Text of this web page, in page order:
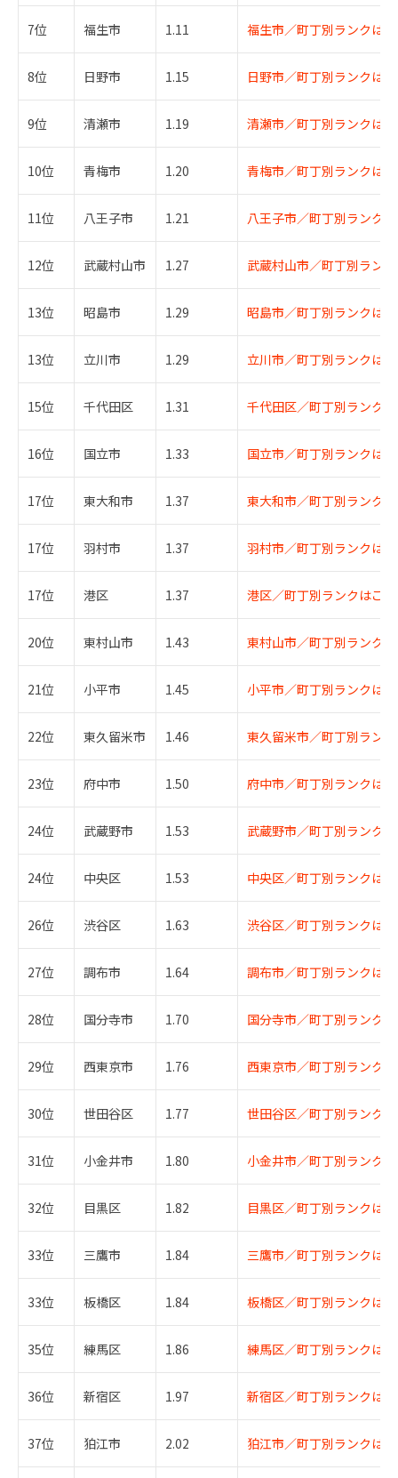
7位 福生市 1.11 福生市／町丁別ランクは
8位 日野市 1.15 日野市／町丁別ランクは
9位 清瀬市 1.19 清瀬市／町丁別ランクは
10位 青梅市 1.20 青梅市／町丁別ランクは
11位 八王子市 1.21 八王子市／町丁別ランク
12位 武蔵村山市 1.27 武蔵村山市／町丁別ラン
13位 昭島市 1.29 昭島市／町丁別ランクは
13位 立川市 1.29 立川市／町丁別ランクは
15位 千代田区 1.31 千代田区／町丁別ランク
16位 国立市 1.33 国立市／町丁別ランクは
17位 東大和市 1.37 東大和市／町丁別ランク
17位 羽村市 1.37 羽村市／町丁別ランクは
17位 港区 1.37 港区／町丁別ランクはこ
20位 東村山市 1.43 東村山市／町丁別ランク
21位 小平市 1.45 小平市／町丁別ランクは
22位 東久留米市 1.46 東久留米市／町丁別ラン
23位 府中市 1.50 府中市／町丁別ランクは
24位 武蔵野市 1.53 武蔵野市／町丁別ランク
24位 中央区 1.53 中央区／町丁別ランクは
26位 渋谷区 1.63 渋谷区／町丁別ランクは
27位 調布市 1.64 調布市／町丁別ランクは
28位 国分寺市 1.70 国分寺市／町丁別ランク
29位 西東京市 1.76 西東京市／町丁別ランク
30位 世田谷区 1.77 世田谷区／町丁別ランク
31位 小金井市 1.80 小金井市／町丁別ランク
32位 目黒区 1.82 目黒区／町丁別ランクは
33位 三鷹市 1.84 三鷹市／町丁別ランクは
33位 板橋区 1.84 板橋区／町丁別ランクは
35位 練馬区 1.86 練馬区／町丁別ランクは
36位 新宿区 1.97 新宿区／町丁別ランクは
37位 狛江市 2.02 狛江市／町丁別ランクは